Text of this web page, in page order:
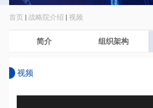
首页 战略院介绍 视频
简介 组织架构
视频